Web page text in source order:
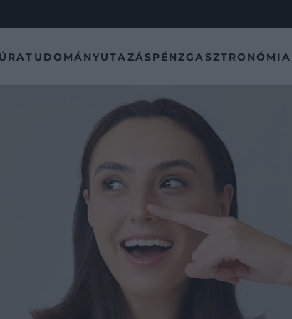
TUDOMÁNYUTAZÁSPÉNZGASZTRONÓMIA